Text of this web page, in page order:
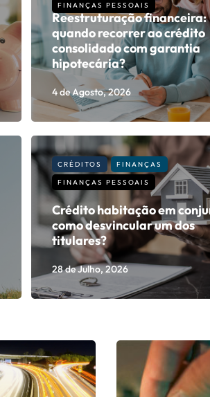
FINANÇAS PESSOAIS
Reestruturação financeira:
quando recorrer ao crédito
consolidado com garantia
hipotecária?
4 de Agosto, 2026
CRÉDITOS
FINANÇAS
FINANÇAS PESSOAIS
Crédito habitação em
como desvincular um dos
titulares?
28 de Julho, 2026